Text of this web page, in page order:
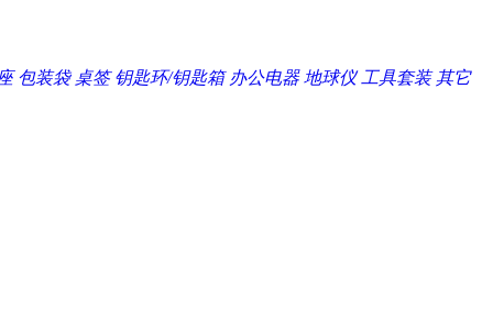
包装袋 桌签 钥匙环/钥匙箱 办公电器 地球仪 工具套装 其它